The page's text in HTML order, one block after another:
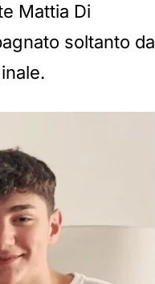
Mattia Di
soltanto da